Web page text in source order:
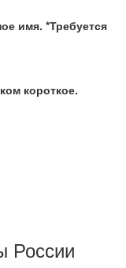
имя. *Требуется
короткое.
России